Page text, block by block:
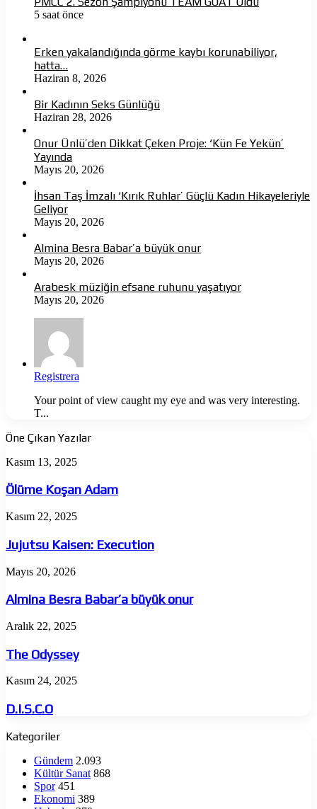
5 saat önce
Erken yakalandığında görme kaybı korunabiliyor,
hatta…
Haziran 8, 2026
Bir Kadının Seks Günlüğü
Haziran 28, 2026
Onur Ünlü’den Dikkat Çeken Proje: ‘Kün Fe Yekün’
Yayında
Mayıs 20, 2026
İhsan Taş İmzalı ‘Kırık Ruhlar’ Güçlü Kadın Hikayeleriyle
Geliyor
Mayıs 20, 2026
Almina Besra Babar’a büyük onur
Mayıs 20, 2026
Arabesk müziğin efsane ruhunu yaşatıyor
Mayıs 20, 2026
Registrera
Your point of view caught my eye and was very interesting.
T...
Öne Çıkan Yazılar
Ölüme
Adam
Kasım 13, 2025
Ölüme Koşan Adam
Jujutsu
Execution
Kasım 22, 2025
Jujutsu Kaisen: Execution
Almina
Babar’a
büyük
onur
Mayıs 20, 2026
Almina Besra Babar’a büyük onur
The
Aralık 22, 2025
The Odyssey
D.I.S.C.O
Kasım 24, 2025
D.I.S.C.O
Kategoriler
Gündem 2.093
Kültür Sanat 868
Spor 451
Ekonomi 389